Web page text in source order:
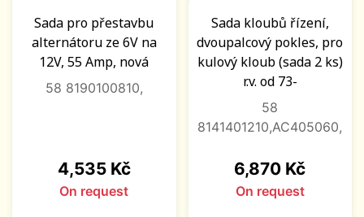
Sada pro přestavbu
alternátoru ze 6V na
12V, 55 Amp, nová
58 8190100810,
Price
4,535 Kč
On request
Sada kloubů řízení,
dvoupalcový pokles, pro
kulový kloub (sada 2 ks)
r.v. od 73-
58
8141401210,AC405060,
Price
6,870 Kč
On request